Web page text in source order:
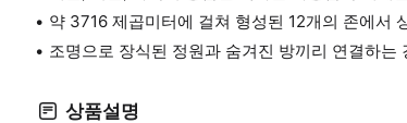
약 3716 제곱미터에 걸쳐 형성된 12개의 존에서
조명으로 장식된 정원과 숨겨진 방끼리 연결하는
상품설명